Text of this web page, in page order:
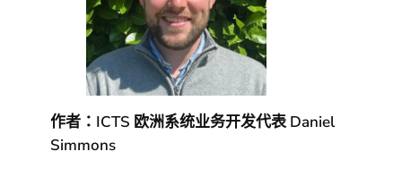
作者：ICTS 欧洲系统业务开发代表 Daniel
Simmons